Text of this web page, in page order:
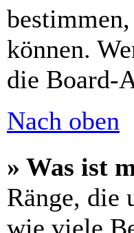
können.
die Board-
Nach oben
» Was ist
Ränge, die